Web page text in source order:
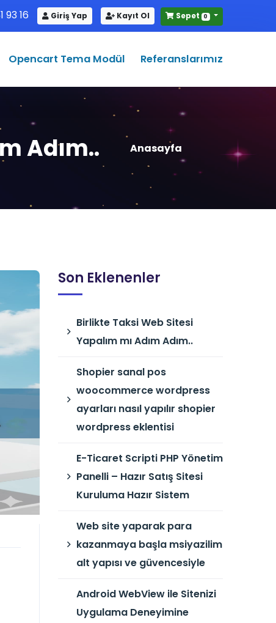
93 16 Giriş Yap Kayıt Ol Sepet 0
Opencart Tema Modül Referanslarımız
Adım.. Anasayfa
Son Eklenenler
Birlikte Taksi Web Sitesi
Yapalım mı Adım Adım..
Shopier sanal pos
woocommerce wordpress
ayarları nasıl yapılır shopier
wordpress eklentisi
E-Ticaret Scripti PHP Yönetim
Panelli – Hazır Satış Sitesi
Kuruluma Hazır Sistem
Web site yaparak para
kazanmaya başla msiyazilim
alt yapısı ve güvencesiyle
Android WebView ile Sitenizi
Uygulama Deneyimine